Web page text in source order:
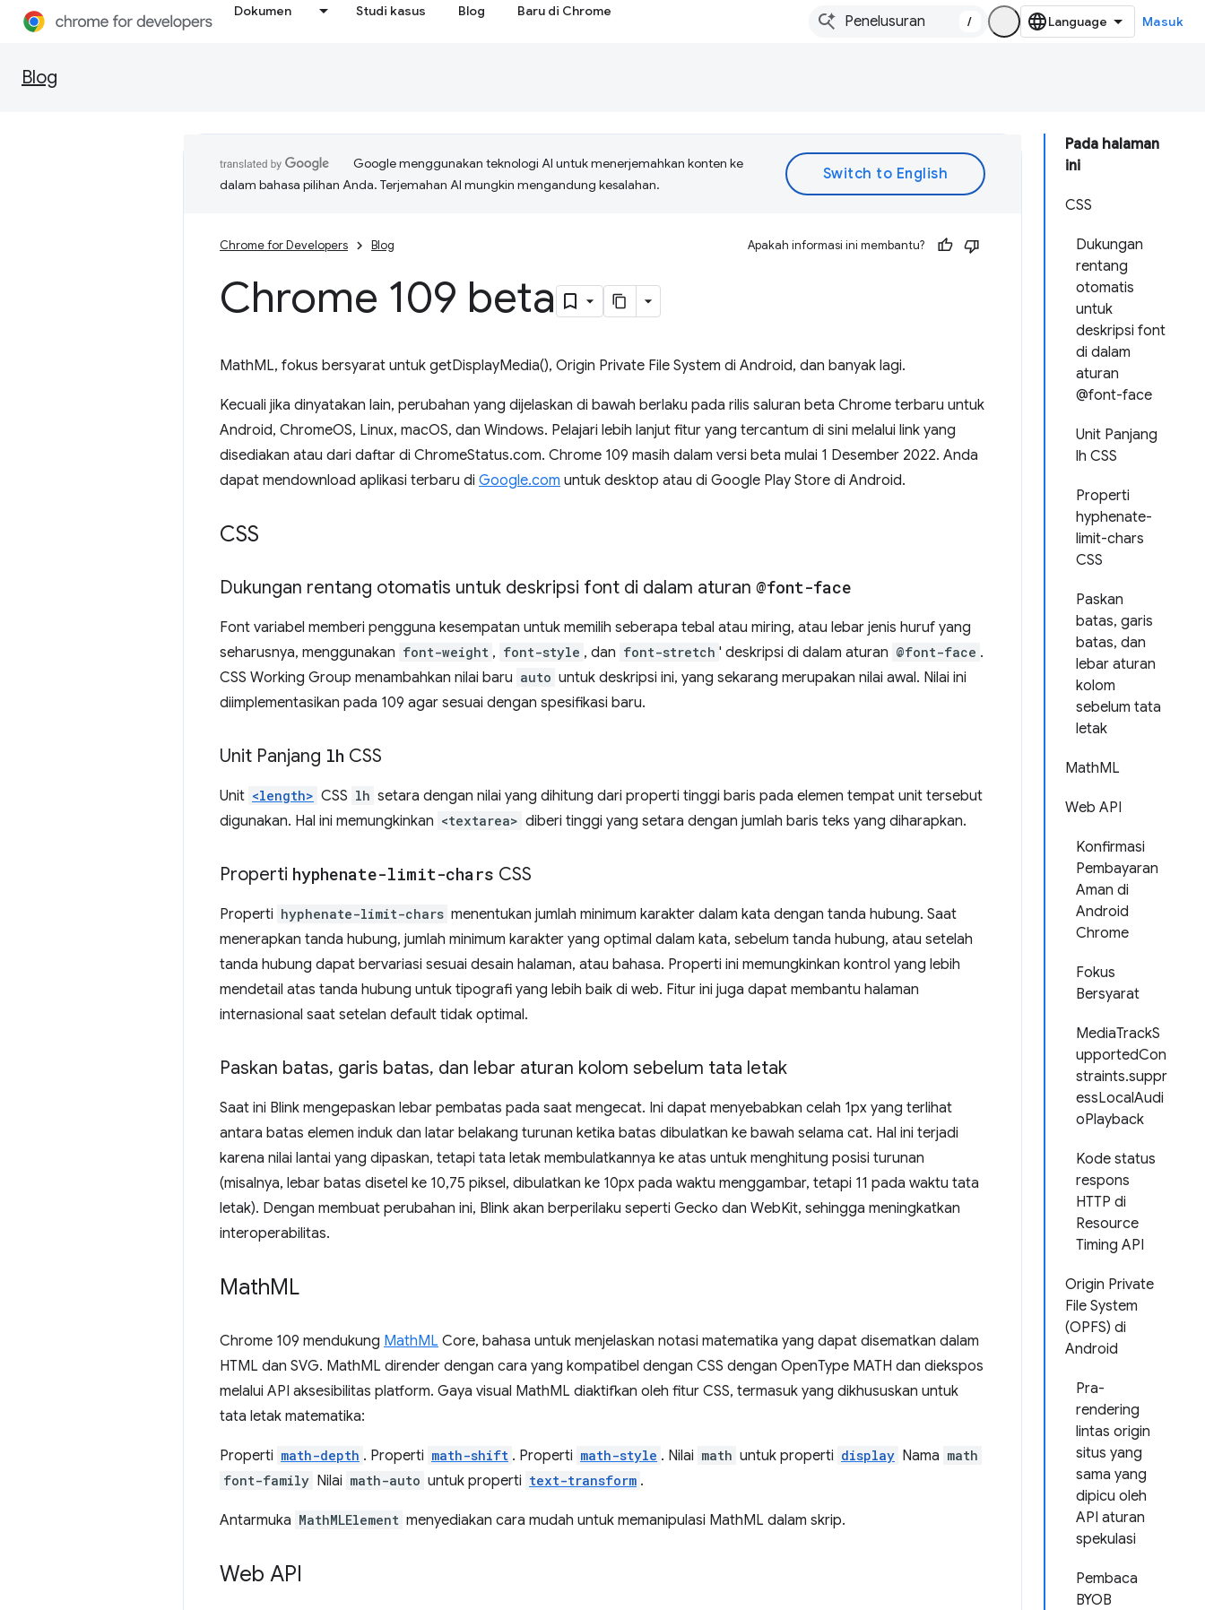
Dokumen Studi kasus Blog Baru di Chrome
/ Masuk
Blog
Pada halaman
ini
CSS
Dukungan
rentang
otomatis
untuk
deskripsi font
di dalam
aturan
@font-face
Unit Panjang
lh CSS
Properti
hyphenate-
limit-chars
CSS
Paskan
batas, garis
batas, dan
lebar aturan
kolom
sebelum tata
letak
MathML
Web API
Konfirmasi
Pembayaran
Aman di
Android
Chrome
Fokus
Bersyarat
MediaTrackS
upportedCon
straints.suppr
essLocalAudi
oPlayback
Kode status
respons
HTTP di
Resource
Timing API
Origin Private
File System
(OPFS) di
Android
Pra-
rendering
lintas origin
situs yang
sama yang
dipicu oleh
API aturan
spekulasi
Pembaca
BYOB
Google menggunakan teknologi AI untuk menerjemahkan konten ke
dalam bahasa pilihan Anda. Terjemahan AI mungkin mengandung kesalahan.
Chrome for Developers Blog Apakah informasi ini membantu?
Chrome 109 beta
MathML, fokus bersyarat untuk getDisplayMedia(), Origin Private File System di Android, dan banyak lagi.
Kecuali jika dinyatakan lain, perubahan yang dijelaskan di bawah berlaku pada rilis saluran beta Chrome terbaru untuk
Android, ChromeOS, Linux, macOS, dan Windows. Pelajari lebih lanjut fitur yang tercantum di sini melalui link yang
disediakan atau dari daftar di ChromeStatus.com. Chrome 109 masih dalam versi beta mulai 1 Desember 2022. Anda
dapat mendownload aplikasi terbaru di Google.com untuk desktop atau di Google Play Store di Android.
CSS
Dukungan rentang otomatis untuk deskripsi font di dalam aturan @font-face
Font variabel memberi pengguna kesempatan untuk memilih seberapa tebal atau miring, atau lebar jenis huruf yang
seharusnya, menggunakan font-weight , font-style , dan font-stretch ' deskripsi di dalam aturan @font-face .
CSS Working Group menambahkan nilai baru auto untuk deskripsi ini, yang sekarang merupakan nilai awal. Nilai ini
diimplementasikan pada 109 agar sesuai dengan spesifikasi baru.
Unit Panjang lh CSS
Unit <length> CSS lh setara dengan nilai yang dihitung dari properti tinggi baris pada elemen tempat unit tersebut
digunakan. Hal ini memungkinkan <textarea> diberi tinggi yang setara dengan jumlah baris teks yang diharapkan.
Properti hyphenate-limit-chars CSS
Properti hyphenate-limit-chars menentukan jumlah minimum karakter dalam kata dengan tanda hubung. Saat
menerapkan tanda hubung, jumlah minimum karakter yang optimal dalam kata, sebelum tanda hubung, atau setelah
tanda hubung dapat bervariasi sesuai desain halaman, atau bahasa. Properti ini memungkinkan kontrol yang lebih
mendetail atas tanda hubung untuk tipografi yang lebih baik di web. Fitur ini juga dapat membantu halaman
internasional saat setelan default tidak optimal.
Paskan batas, garis batas, dan lebar aturan kolom sebelum tata letak
Saat ini Blink mengepaskan lebar pembatas pada saat mengecat. Ini dapat menyebabkan celah 1px yang terlihat
antara batas elemen induk dan latar belakang turunan ketika batas dibulatkan ke bawah selama cat. Hal ini terjadi
karena nilai lantai yang dipaskan, tetapi tata letak membulatkannya ke atas untuk menghitung posisi turunan
(misalnya, lebar batas disetel ke 10,75 piksel, dibulatkan ke 10px pada waktu menggambar, tetapi 11 pada waktu tata
letak). Dengan membuat perubahan ini, Blink akan berperilaku seperti Gecko dan WebKit, sehingga meningkatkan
interoperabilitas.
MathML
Chrome 109 mendukung MathML Core, bahasa untuk menjelaskan notasi matematika yang dapat disematkan dalam
HTML dan SVG. MathML dirender dengan cara yang kompatibel dengan CSS dengan OpenType MATH dan diekspos
melalui API aksesibilitas platform. Gaya visual MathML diaktifkan oleh fitur CSS, termasuk yang dikhususkan untuk
tata letak matematika:
Properti math-depth . Properti math-shift . Properti math-style . Nilai math untuk properti display Nama math
font-family Nilai math-auto untuk properti text-transform .
Antarmuka MathMLElement menyediakan cara mudah untuk memanipulasi MathML dalam skrip.
Web API